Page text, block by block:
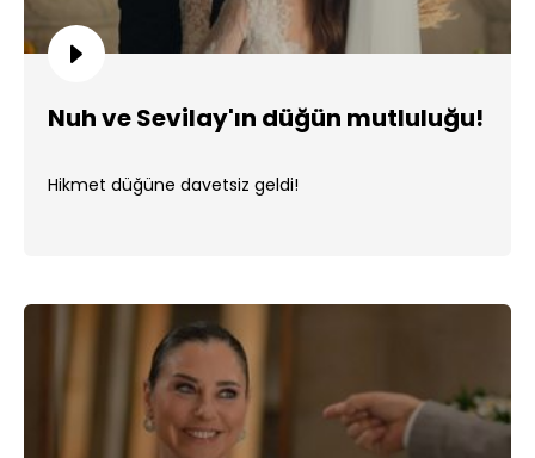
Nuh ve Sevilay'ın düğün mutluluğu!
Hikmet düğüne davetsiz geldi!